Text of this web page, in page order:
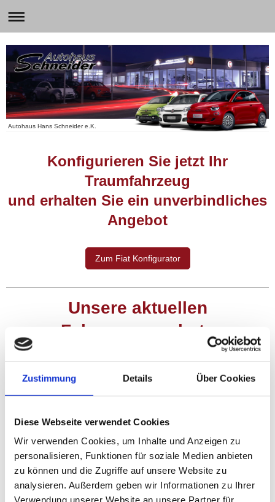
Zustimmung Details Über Cookies
Diese Webseite verwendet Cookies
Wir verwenden Cookies, um Inhalte und Anzeigen zu
personalisieren, Funktionen für soziale Medien anbieten
zu können und die Zugriffe auf unsere Website zu
analysieren. Außerdem geben wir Informationen zu Ihrer
Verwendung unserer Website an unsere Partner für
Autohaus Hans Schneider e.K.
Konfigurieren Sie jetzt Ihr
Traumfahrzeug
und erhalten Sie ein unverbindliches
Angebot
Zum Fiat Konfigurator
Unsere aktuellen
Fahrzeugangebote
Autohaus Hans Schneider e.K.
Inh. Gudrun Schneider